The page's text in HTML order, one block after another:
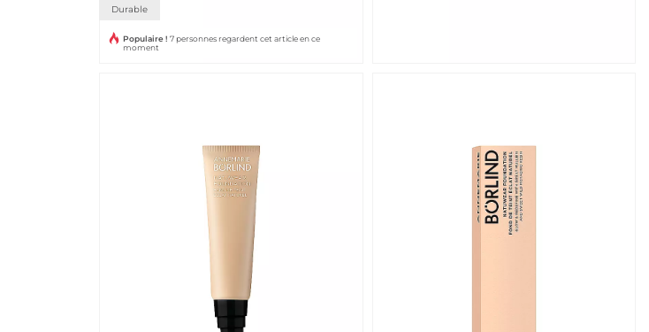
Durable
Populaire ! 7 personnes regardent cet article en ce
moment